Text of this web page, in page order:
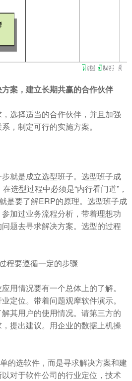
案，建立长期共赢的合作伙伴
择适当的合作伙伴，并且加强
，制定可行的实施方案。
就是成立选型班子。选型班子成
选型过程中必须是“内行看门道”，
是要了解ERP的原理。选型班子成
加过业务流程分析，带着理想功
题去寻求解决方案。选型的过程
要遵循一定的步骤
情况要有一个总体上的了解。
定位。带着问题观摩软件演示。
其用户的使用情况。请第三方的
提出建议。用企业的数据上机操
选软件，而是寻求解决方案和建
对于软件公司的行业定位，技术